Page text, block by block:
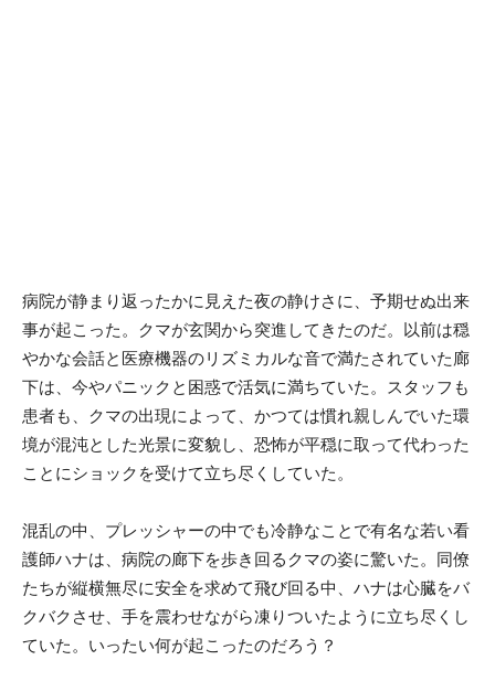
病院が静まり返ったかに見えた夜の静けさに、予期せぬ出来
事が起こった。クマが玄関から突進してきたのだ。以前は穏
やかな会話と医療機器のリズミカルな音で満たされていた廊
下は、今やパニックと困惑で活気に満ちていた。スタッフも
患者も、クマの出現によって、かつては慣れ親しんでいた環
境が混沌とした光景に変貌し、恐怖が平穏に取って代わった
ことにショックを受けて立ち尽くしていた。
混乱の中、プレッシャーの中でも冷静なことで有名な若い看
護師ハナは、病院の廊下を歩き回るクマの姿に驚いた。同僚
たちが縦横無尽に安全を求めて飛び回る中、ハナは心臓をバ
クバクさせ、手を震わせながら凍りついたように立ち尽くし
ていた。いったい何が起こったのだろう？